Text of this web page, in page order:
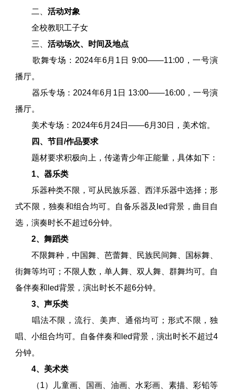
二、 活动对象
全校教职工子女
三、 活动场次、时间及地点
歌舞专场：2024年6月1日 9:00——11:00，一号演
播厅。
器乐专场：2024年6月1日 13:00——16:00，一号演
播厅。
美术专场：2024年6月24日——6月30日，美术馆。
四、节目/作品要求
题材要求积极向上，传递青少年正能量，具体如下：
1、器乐类
乐器种类不限，可从民族乐器、西洋乐器中选择；形
式不限，独奏和组合均可。自备乐器及led背景，曲目自
选，演奏时长不超过6分钟。
2、舞蹈类
不限舞种，中国舞、芭蕾舞、民族民间舞、国标舞、
街舞等均可；不限人数，单人舞、双人舞、群舞均可。自
备伴奏和led背景，演出时长不超6分钟。
3、声乐类
唱法不限，流行、美声、通俗均可；形式不限，独
唱、小组合均可。自备伴奏和led背景，演出时长不超过4
分钟。
4、美术类
（1）儿童画、国画、油画、水彩画、素描、彩铅等